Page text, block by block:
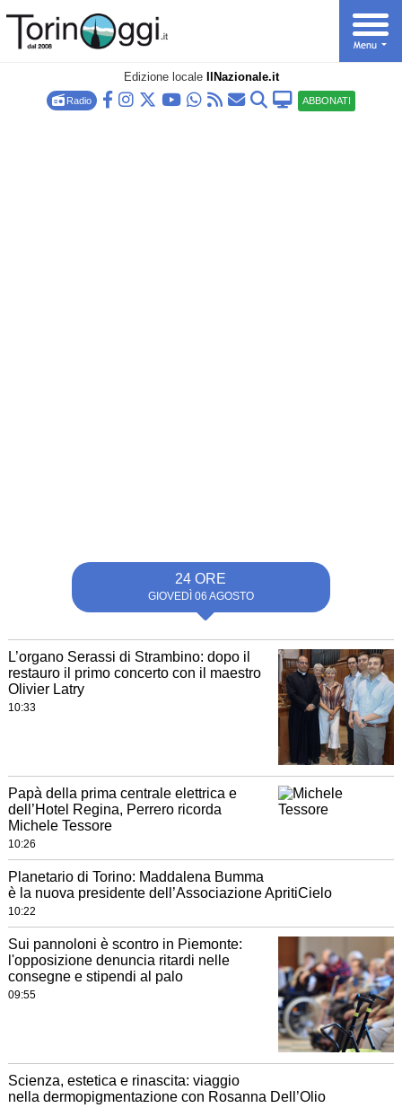
Edizione locale IlNazionale.it
Radio ABBONATI
24 ORE
GIOVEDÌ 06 AGOSTO
L’organo Serassi di Strambino: dopo il
restauro il primo concerto con il maestro
Olivier Latry
10:33
Papà della prima centrale elettrica e
dell’Hotel Regina, Perrero ricorda
Michele Tessore
10:26
Planetario di Torino: Maddalena Bumma
è la nuova presidente dell’Associazione ApritiCielo
10:22
Sui pannoloni è scontro in Piemonte:
l'opposizione denuncia ritardi nelle
consegne e stipendi al palo
09:55
Scienza, estetica e rinascita: viaggio
nella dermopigmentazione con Rosanna Dell’Olio